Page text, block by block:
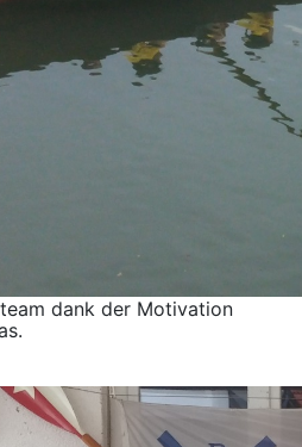
dank der Motivation